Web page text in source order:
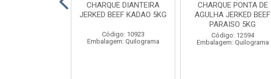
CHARQUE DIANTEIRA
JERKED BEEF KADAO 5KG
Código: 10923
Embalagem: Quilograma
CHARQUE PONTA DE
AGULHA JERKED BEEF
PARAISO 5KG
Código: 12594
Embalagem: Quilograma